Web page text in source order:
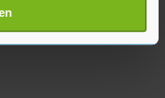
gegevens worden
het
wijzigen of